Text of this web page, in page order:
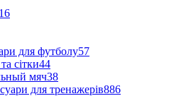
16
для футболу57
сітки44
мяч38
для тренажерів886